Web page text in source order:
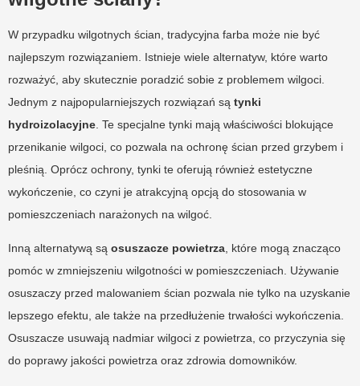
W przypadku wilgotnych ścian, tradycyjna farba może nie być
najlepszym rozwiązaniem. Istnieje wiele alternatyw, które warto
rozważyć, aby skutecznie poradzić sobie z problemem wilgoci.
Jednym z najpopularniejszych rozwiązań są tynki
hydroizolacyjne . Te specjalne tynki mają właściwości blokujące
przenikanie wilgoci, co pozwala na ochronę ścian przed grzybem i
pleśnią. Oprócz ochrony, tynki te oferują również estetyczne
wykończenie, co czyni je atrakcyjną opcją do stosowania w
pomieszczeniach narażonych na wilgoć.
Inną alternatywą są osuszacze powietrza , które mogą znacząco
pomóc w zmniejszeniu wilgotności w pomieszczeniach. Używanie
osuszaczy przed malowaniem ścian pozwala nie tylko na uzyskanie
lepszego efektu, ale także na przedłużenie trwałości wykończenia.
Osuszacze usuwają nadmiar wilgoci z powietrza, co przyczynia się
do poprawy jakości powietrza oraz zdrowia domowników.